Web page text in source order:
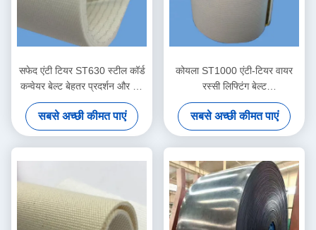
सफेद एंटी टियर ST630 स्टील कॉर्ड
कन्वेयर बेल्ट बेहतर प्रदर्शन और लंबे
समय तक चलने वाला
सबसे अच्छी कीमत पाएं
कोयला ST1000 एंटी-टियर वायर
रस्सी लिफ्टिंग बेल्ट
1300mm*15000mm औद्योगिक
अनुप्रयोगों में
सबसे अच्छी कीमत पाएं